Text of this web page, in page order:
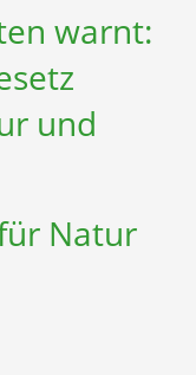
warnt:
und
Natur